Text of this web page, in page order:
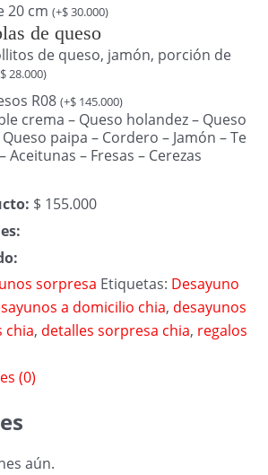
20 cm (+$30.000)
de queso
de queso, jamón, porción de
$28.000)
R08 (+$ 145.000)
crema – Queso holandez – Queso
paipa – Cordero – Jamón – Te
Aceitunas – Fresas – Cerezas
$ 155.000
sorpresa Etiquetas: Desayuno
a domicilio chia, desayunos
chia, detalles sorpresa chia, regalos
(0)
aún.